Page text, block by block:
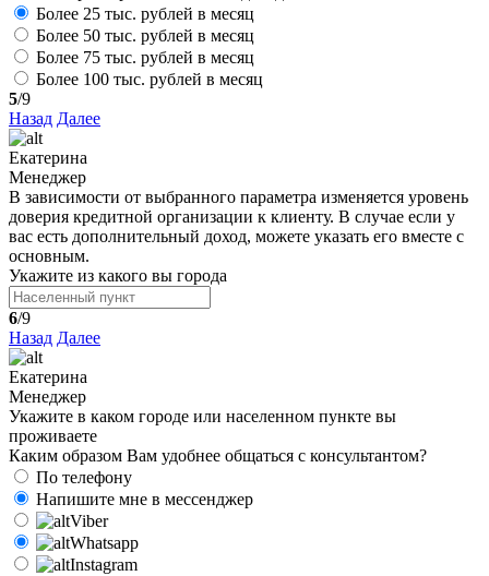
Более 25 тыс. рублей в месяц
Более 50 тыс. рублей в месяц
Более 75 тыс. рублей в месяц
Более 100 тыс. рублей в месяц
5/9
Назад Далее
Екатерина
Менеджер
В зависимости от выбранного параметра изменяется уровень
доверия кредитной организации к клиенту. В случае если у
вас есть дополнительный доход, можете указать его вместе с
основным.
Укажите из какого вы города
6/9
Назад Далее
Екатерина
Менеджер
Укажите в каком городе или населенном пункте вы
проживаете
Каким образом Вам удобнее общаться с консультантом?
По телефону
Напишите мне в мессенджер
Viber
Whatsapp
Instagram